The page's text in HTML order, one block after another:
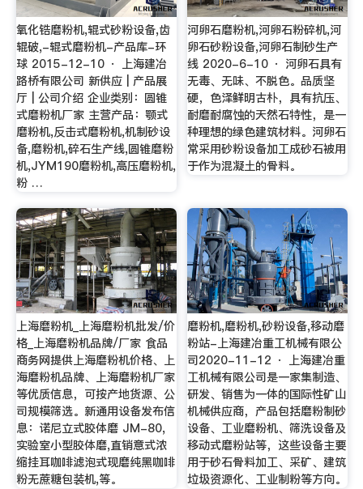
氧化锆磨粉机,辊式砂粉设备,齿
辊破,-辊式磨粉机-产品库-环
球 2015-12-10 · 上海建冶
路桥有限公司 新供应 | 产品展
厅 | 公司介绍 企业类别：圆锥
式磨粉机厂家 主营产品：颚式
磨粉机,反击式磨粉机,机制砂设
备,磨粉机,碎石生产线,圆锥磨粉
机,JYM190磨粉机,高压磨粉机,
粉 …
河卵石磨粉机,河卵石粉碎机,河
卵石砂粉设备,河卵石制砂生产
线 2020-6-10 · 河卵石具有
无毒、无味、不脱色。品质坚
硬，色泽鲜明古朴，具有抗压、
耐磨耐腐蚀的天然石特性，是一
种理想的绿色建筑材料。河卵石
常采用砂粉设备加工成砂石被用
于作为混凝土的骨料。
上海磨粉机_上海磨粉机批发/价
格_上海磨粉机品牌/厂家 食品
商务网提供上海磨粉机价格、上
海磨粉机品牌、上海磨粉机厂家
等优质信息，可按产地货源、公
司规模筛选。新通用设备发布信
息：诺尼立式胶体磨 JM-80,
实验室小型胶体磨,直销意式浓
缩挂耳咖啡滤泡式现磨纯黑咖啡
粉无蔗糖包装机,等。
磨粉机,磨粉机,砂粉设备,移动磨
粉站-上海建冶重工机械有限公
司2020-11-12 · 上海建冶重
工机械有限公司是一家集制造、
研发、销售为一体的国际性矿山
机械供应商，产品包括磨粉制砂
设备、工业磨粉机、筛洗设备及
移动式磨粉站等，这些设备主要
用于砂石骨料加工、采矿、建筑
垃圾资源化、工业制粉等方向。